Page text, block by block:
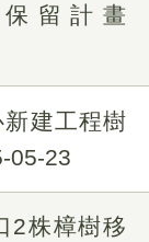
留計畫
建工程樹
05-23
2株樟樹移